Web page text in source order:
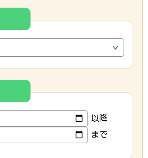
以降
まで